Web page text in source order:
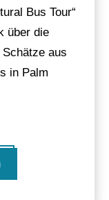
Bus Tour“
über die
aus
in Palm